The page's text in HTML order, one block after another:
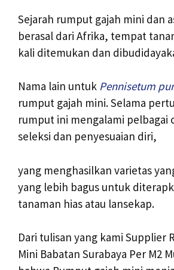
Sejarah rumput gajah mini dan
berasal dari Afrika, tempat
kali ditemukan dan
Nama lain untuk Pennisetum
rumput gajah mini. Selama
rumput ini mengalami pelbagai
seleksi dan penyesuaian diri,
yang menghasilkan varietas
yang lebih bagus untuk
tanaman hias atau lansekap.
Dari tulisan yang kami Supplier
Mini Babatan Surabaya Per M2